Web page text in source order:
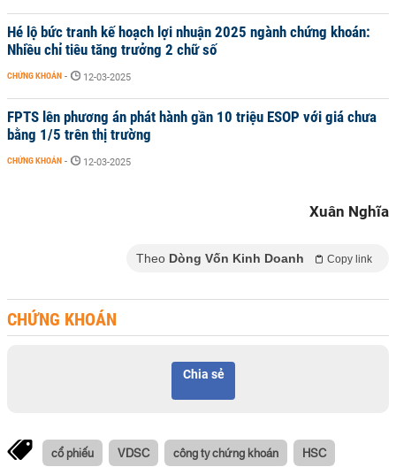
Hé lộ bức tranh kế hoạch lợi nhuận 2025 ngành chứng khoán:
Nhiều chỉ tiêu tăng trưởng 2 chữ số
CHỨNG KHOÁN - 12-03-2025
FPTS lên phương án phát hành gần 10 triệu ESOP với giá chưa
bằng 1/5 trên thị trường
CHỨNG KHOÁN - 12-03-2025
Xuân Nghĩa
Theo Dòng Vốn Kinh Doanh Copy link
CHỨNG KHOÁN
Chia sẻ
cổ phiếu VDSC công ty chứng khoán HSC